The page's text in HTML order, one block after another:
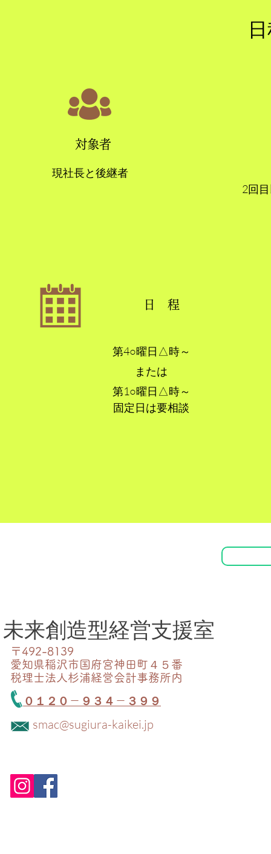
対象者
現社長と後継者
​2回
日 程
第4○曜日△時～
または
第1○曜日△時～
​固定日は要相談
未来創造型経営支援室​
〒492-8139​
愛知県稲沢市国府宮神田町４５番
​税理士法人杉浦経営会計事務所内
０１２０－９３４－３９９
smac@sugiura-kaikei.jp